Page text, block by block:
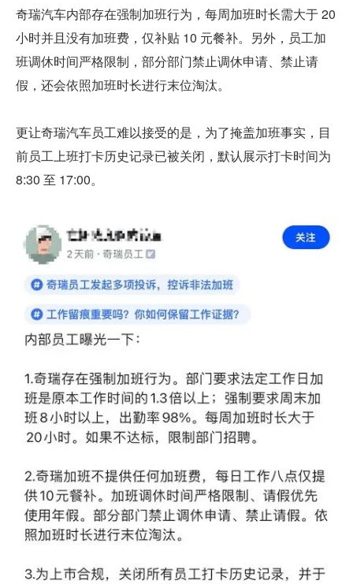
奇瑞汽车内部存在强制加班行为，每周加班时长需大于 20
小时并且没有加班费，仅补贴 10 元餐补。另外，员工加
班调休时间严格限制，部分部门禁止调休申请、禁止请
假，还会依照加班时长进行末位淘汰。
更让奇瑞汽车员工难以接受的是，为了掩盖加班事实，目
前员工上班打卡历史记录已被关闭，默认展示打卡时间为
8:30 至 17:00。